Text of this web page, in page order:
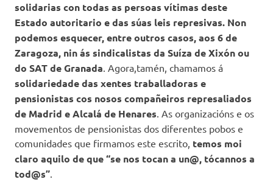
solidarias con todas as persoas vítimas deste
Estado autoritario e das súas leis represivas. Non
podemos esquecer, entre outros casos, aos 6 de
Zaragoza, nin ás sindicalistas da Suíza de Xixón ou
do SAT de Granada. Agora,tamén, chamamos á
solidariedade das xentes traballadoras e
pensionistas cos nosos compañeiros represaliados
de Madrid e Alcalá de Henares. As organizacións e os
movementos de pensionistas dos diferentes pobos e
comunidades que firmamos este escrito, temos moi
claro aquilo de que “se nos tocan a un@, tócannos a
tod@s”.